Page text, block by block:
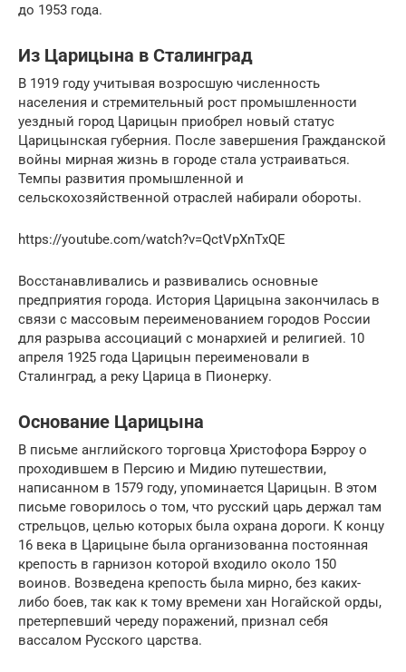
до 1953 года.
Из Царицына в Сталинград
В 1919 году учитывая возросшую численность
населения и стремительный рост промышленности
уездный город Царицын приобрел новый статус
Царицынская губерния. После завершения Гражданской
войны мирная жизнь в городе стала устраиваться.
Темпы развития промышленной и
сельскохозяйственной отраслей набирали обороты.
https://youtube.com/watch?v=QctVpXnTxQE
Восстанавливались и развивались основные
предприятия города. История Царицына закончилась в
связи с массовым переименованием городов России
для разрыва ассоциаций с монархией и религией. 10
апреля 1925 года Царицын переименовали в
Сталинград, а реку Царица в Пионерку.
Основание Царицына
В письме английского торговца Христофора Бэрроу о
проходившем в Персию и Мидию путешествии,
написанном в 1579 году, упоминается Царицын. В этом
письме говорилось о том, что русский царь держал там
стрельцов, целью которых была охрана дороги. К концу
16 века в Царицыне была организованна постоянная
крепость в гарнизон которой входило около 150
воинов. Возведена крепость была мирно, без каких-
либо боев, так как к тому времени хан Ногайской орды,
претерпевший череду поражений, признал себя
вассалом Русского царства.